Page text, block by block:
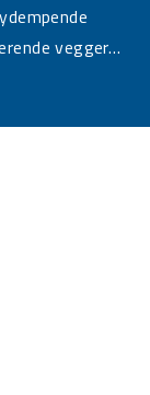
vegger…